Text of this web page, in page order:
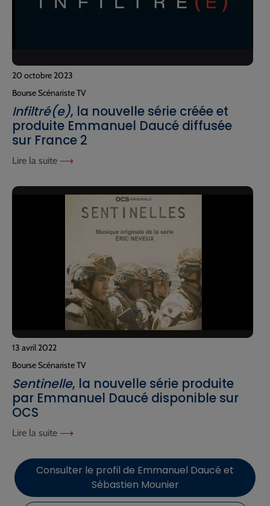
20 octobre 2023
Bourse Scénariste TV
Infiltré(e), la nouvelle série créée et
produite Emmanuel Daucé diffusée
sur France 2
Lire la suite
13 avril 2022
Bourse Scénariste TV
Sentinelle, la nouvelle série produite
par Emmanuel Daucé disponible sur
OCS
Lire la suite
Consulter le profil de Emmanuel Daucé et
Sébastien Mounier